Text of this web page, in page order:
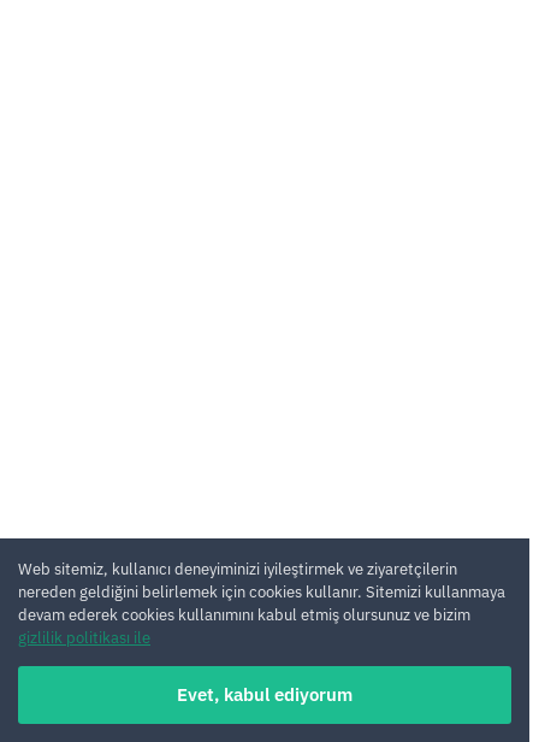
Web sitemiz, kullanıcı deneyiminizi iyileştirmek ve ziyaretçilerin
nereden geldiğini belirlemek için cookies kullanır. Sitemizi kullanmaya
devam ederek cookies kullanımını kabul etmiş olursunuz ve bizim
gizlilik politikası ile
Evet, kabul ediyorum